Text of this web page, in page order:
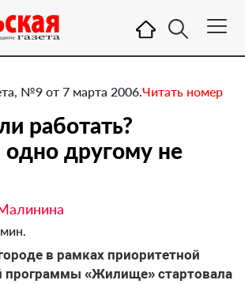
№9 от 7 марта 2006.Читать номер
работать?
другому не
в рамках приоритетной
программы «Жилище» стартовала